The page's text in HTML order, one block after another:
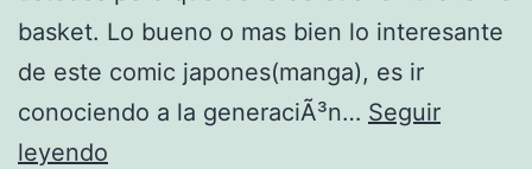
basket. Lo bueno o mas bien lo interesante
de este comic japones(manga), es ir
conociendo a la generaciÃ³n… Seguir
leyendo